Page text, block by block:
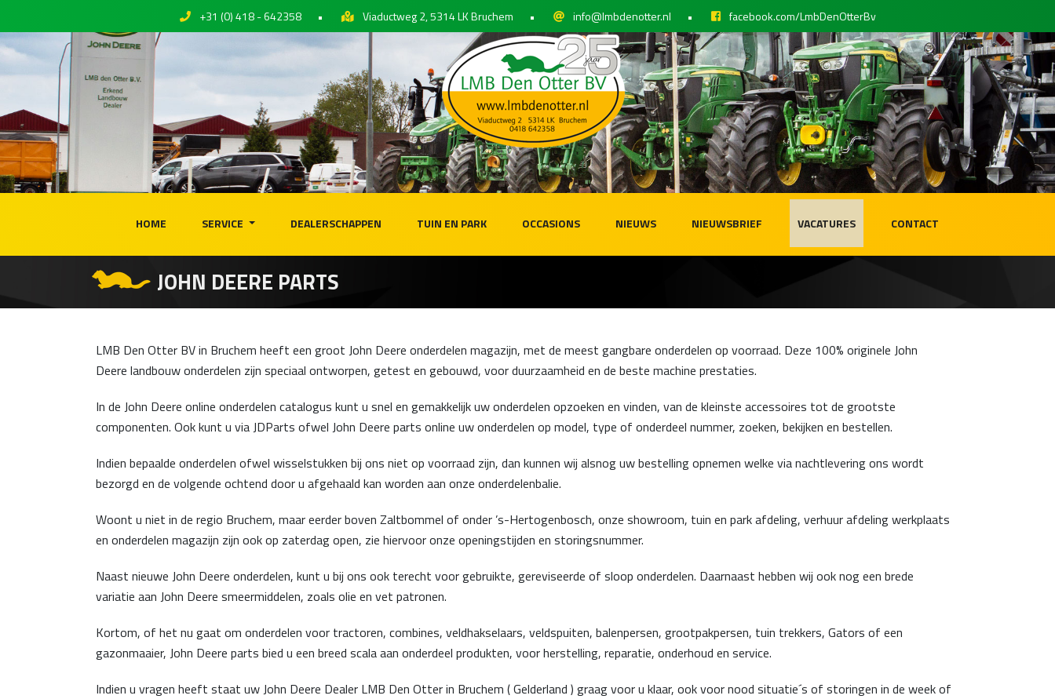
+31 (0) 418 - 642358 • Viaductweg 2, 5314 LK Bruchem • info@lmbdenotter.nl • facebook.com/LmbDenOtterBv
HOME SERVICE DEALERSCHAPPEN TUIN EN PARK OCCASIONS NIEUWS NIEUWSBRIEF VACATURES CONTACT
JOHN DEERE PARTS
LMB Den Otter BV in Bruchem heeft een groot John Deere onderdelen magazijn, met de meest gangbare onderdelen op voorraad. Deze 100% originele John
Deere landbouw onderdelen zijn speciaal ontworpen, getest en gebouwd, voor duurzaamheid en de beste machine prestaties.
In de John Deere online onderdelen catalogus kunt u snel en gemakkelijk uw onderdelen opzoeken en vinden, van de kleinste accessoires tot de grootste
componenten. Ook kunt u via JDParts ofwel John Deere parts online uw onderdelen op model, type of onderdeel nummer, zoeken, bekijken en bestellen.
Indien bepaalde onderdelen ofwel wisselstukken bij ons niet op voorraad zijn, dan kunnen wij alsnog uw bestelling opnemen welke via nachtlevering ons wordt
bezorgd en de volgende ochtend door u afgehaald kan worden aan onze onderdelenbalie.
Woont u niet in de regio Bruchem, maar eerder boven Zaltbommel of onder ’s-Hertogenbosch, onze showroom, tuin en park afdeling, verhuur afdeling werkplaats
en onderdelen magazijn zijn ook op zaterdag open, zie hiervoor onze openingstijden en storingsnummer.
Naast nieuwe John Deere onderdelen, kunt u bij ons ook terecht voor gebruikte, gereviseerde of sloop onderdelen. Daarnaast hebben wij ook nog een brede
variatie aan John Deere smeermiddelen, zoals olie en vet patronen.
Kortom, of het nu gaat om onderdelen voor tractoren, combines, veldhakselaars, veldspuiten, balenpersen, grootpakpersen, tuin trekkers, Gators of een
gazonmaaier, John Deere parts bied u een breed scala aan onderdeel produkten, voor herstelling, reparatie, onderhoud en service.
Indien u vragen heeft staat uw John Deere Dealer LMB Den Otter in Bruchem ( Gelderland ) graag voor u klaar, ook voor nood situatie´s of storingen in de week of